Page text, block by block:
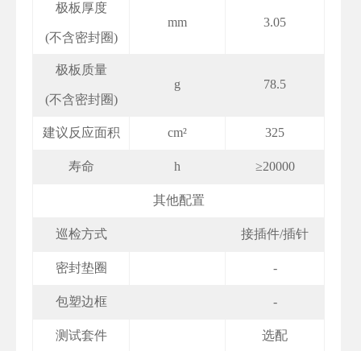
极板厚度
(不含密封圈)
mm 3.05
极板质量
(不含密封圈)
g 78.5
建议反应面积 cm² 325
寿命 h ≥20000
其他配置
巡检方式 接插件/插针
密封垫圈 -
包塑边框 -
测试套件 选配